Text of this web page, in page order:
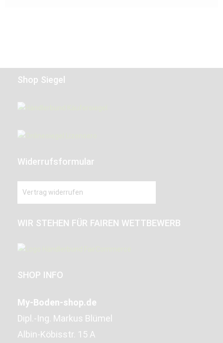
Shop Siegel
Widerrufsformular
Vertrag widerrufen
WIR STEHEN FÜR FAIREN WETTBEWERB
SHOP INFO
My-Boden-shop.de
Dipl.-Ing. Markus Blümel
Albin-Köbisstr. 15 A